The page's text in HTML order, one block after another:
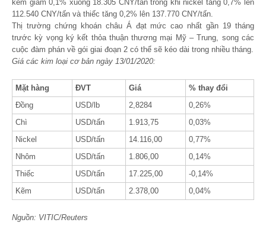
kẽm giảm 0,1% xuống 18.305 CNY/tấn trong khi nickel tăng 0,7% lên
112.540 CNY/tấn và thiếc tăng 0,2% lên 137.770 CNY/tấn.
Thị trường chứng khoán châu Á đạt mức cao nhất gần 19 tháng
trước kỳ vọng ký kết thỏa thuận thương mại Mỹ – Trung, song các
cuộc đàm phán về gói giai đoạn 2 có thể sẽ kéo dài trong nhiều tháng.
Giá các kim loại cơ bản ngày 13/01/2020:
Mặt hàng ĐVT Giá
% thay đổi
Đồng
USD/lb 2,8284
0,26%
Chì
USD/tấn 1.913,75
0,03%
Nickel
USD/tấn 14.116,00
0,77%
Nhôm
USD/tấn 1.806,00
0,14%
Thiếc
USD/tấn 17.225,00
-0,14%
Kẽm
USD/tấn 2.378,00 0,04%
Nguồn: VITIC/Reuters